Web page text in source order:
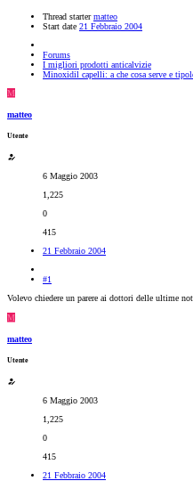
Thread starter matteo
Start date 21 Febbraio 2004
Forums
I migliori prodotti anticalvizie
Minoxidil capelli: a che cosa serve e
M
matteo
Utente
6 Maggio 2003
1,225
0
415
21 Febbraio 2004
#1
Volevo chiedere un parere ai dottori delle ultime
M
matteo
Utente
6 Maggio 2003
1,225
0
415
21 Febbraio 2004